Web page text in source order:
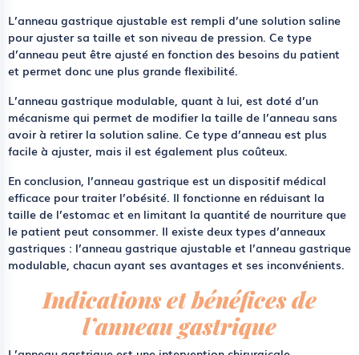
L’anneau gastrique ajustable est rempli d’une solution saline
pour ajuster sa taille et son niveau de pression. Ce type
d’anneau peut être ajusté en fonction des besoins du patient
et permet donc une plus grande flexibilité.
L’anneau gastrique modulable, quant à lui, est doté d’un
mécanisme qui permet de modifier la taille de l’anneau sans
avoir à retirer la solution saline. Ce type d’anneau est plus
facile à ajuster, mais il est également plus coûteux.
En conclusion, l’anneau gastrique est un dispositif médical
efficace pour traiter l’obésité. Il fonctionne en réduisant la
taille de l’estomac et en limitant la quantité de nourriture que
le patient peut consommer. Il existe deux types d’anneaux
gastriques : l’anneau gastrique ajustable et l’anneau gastrique
modulable, chacun ayant ses avantages et ses inconvénients.
Indications et bénéfices de
l’anneau gastrique